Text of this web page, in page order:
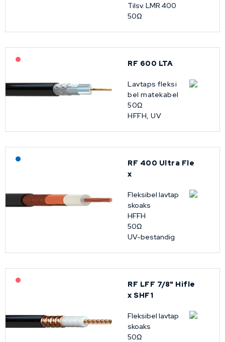
Tilsv. LMR 400
50Ω
RF 600 LTA
Lavtaps fleksi
bel matekabel
50Ω
HFFH, UV
RF 400 Ultra Fle
x
Fleksibel lavtap
skoaks
HFFH
50Ω
UV-bestandig
RF LFF 7/8" Hifle
x SHF1
Fleksibel lavtap
skoaks
50Ω